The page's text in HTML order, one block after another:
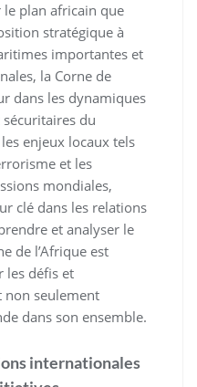
le plan africain que
stratégique à
importantes et
la Corne de
dans les dynamiques
du
enjeux locaux tels
et les
mondiales,
clé dans les relations
et analyser le
de l’Afrique est
les défis et
seulement
dans son ensemble.
internationales